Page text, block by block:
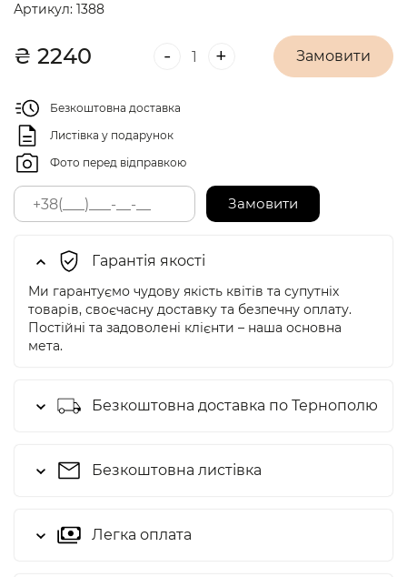
Артикул: 1388
₴ 2240 - + Замовити
Безкоштовна доставка
Листівка у подарунок
Фото перед відправкою
Замовити
Гарантія якості
Ми гарантуємо чудову якість квітів та супутніх
товарів, своєчасну доставку та безпечну оплату.
Постійні та задоволені клієнти – наша основна
мета.
Безкоштовна доставка по Тернополю
Безкоштовна листівка
Легка оплата